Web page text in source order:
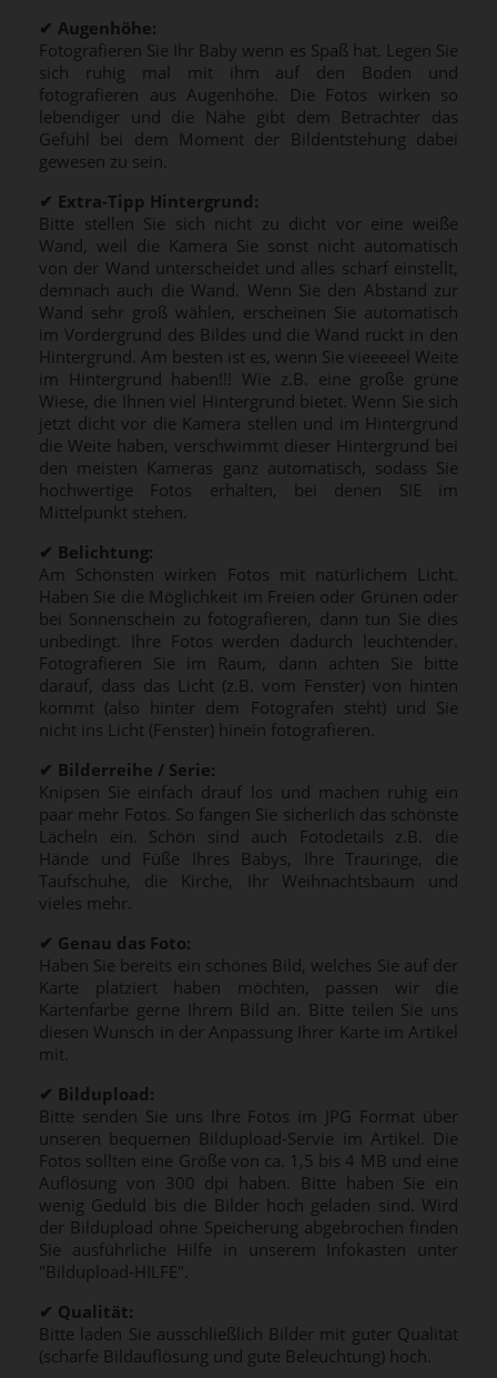
✔ Augenhöhe:
Fotografieren Sie Ihr Baby wenn es Spaß hat. Legen Sie
sich ruhig mal mit ihm auf den Boden und
fotografieren aus Augenhöhe. Die Fotos wirken so
lebendiger und die Nähe gibt dem Betrachter das
Gefühl bei dem Moment der Bildentstehung dabei
gewesen zu sein.
✔ Extra-Tipp Hintergrund:
Bitte stellen Sie sich nicht zu dicht vor eine weiße
Wand, weil die Kamera Sie sonst nicht automatisch
von der Wand unterscheidet und alles scharf einstellt,
demnach auch die Wand. Wenn Sie den Abstand zur
Wand sehr groß wählen, erscheinen Sie automatisch
im Vordergrund des Bildes und die Wand rückt in den
Hintergrund. Am besten ist es, wenn Sie vieeeeel Weite
im Hintergrund haben!!! Wie z.B. eine große grüne
Wiese, die Ihnen viel Hintergrund bietet. Wenn Sie sich
jetzt dicht vor die Kamera stellen und im Hintergrund
die Weite haben, verschwimmt dieser Hintergrund bei
den meisten Kameras ganz automatisch, sodass Sie
hochwertige Fotos erhalten, bei denen SIE im
Mittelpunkt stehen.
✔ Belichtung:
Am Schönsten wirken Fotos mit natürlichem Licht.
Haben Sie die Möglichkeit im Freien oder Grünen oder
bei Sonnenschein zu fotografieren, dann tun Sie dies
unbedingt. Ihre Fotos werden dadurch leuchtender.
Fotografieren Sie im Raum, dann achten Sie bitte
darauf, dass das Licht (z.B. vom Fenster) von hinten
kommt (also hinter dem Fotografen steht) und Sie
nicht ins Licht (Fenster) hinein fotografieren.
✔ Bilderreihe / Serie:
Knipsen Sie einfach drauf los und machen ruhig ein
paar mehr Fotos. So fangen Sie sicherlich das schönste
Lächeln ein. Schön sind auch Fotodetails z.B. die
Hände und Füße Ihres Babys, Ihre Trauringe, die
Taufschuhe, die Kirche, Ihr Weihnachtsbaum und
vieles mehr.
✔ Genau das Foto:
Haben Sie bereits ein schönes Bild, welches Sie auf der
Karte platziert haben möchten, passen wir die
Kartenfarbe gerne Ihrem Bild an. Bitte teilen Sie uns
diesen Wunsch in der Anpassung Ihrer Karte im Artikel
mit.
✔ Bildupload:
Bitte senden Sie uns Ihre Fotos im JPG Format über
unseren bequemen Bildupload-Servie im Artikel. Die
Fotos sollten eine Größe von ca. 1,5 bis 4 MB und eine
Auflösung von 300 dpi haben. Bitte haben Sie ein
wenig Geduld bis die Bilder hoch geladen sind. Wird
der Bildupload ohne Speicherung abgebrochen finden
Sie ausführliche Hilfe in unserem Infokasten unter
"Bildupload-HILFE".
✔ Qualität:
Bitte laden Sie ausschließlich Bilder mit guter Qualität
(scharfe Bildauflösung und gute Beleuchtung) hoch.